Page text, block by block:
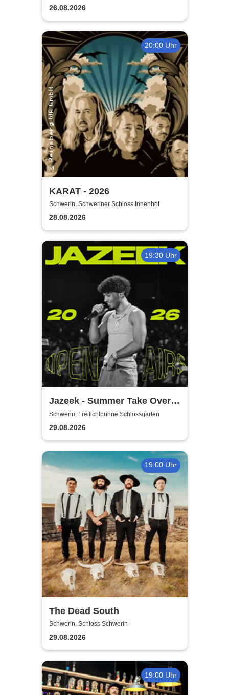
26.08.2026
20:00 Uhr
KARAT - 2026
Schwerin, Schweriner Schloss Innenhof
28.08.2026
19:30 Uhr
Jazeek - Summer Take Over
2026
Schwerin, Freilichtbühne Schlossgarten
29.08.2026
19:00 Uhr
The Dead South
Schwerin, Schloss Schwerin
29.08.2026
19:00 Uhr